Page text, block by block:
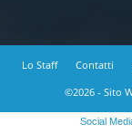
Lo Staff Contatti
©2026 - Sito
Social